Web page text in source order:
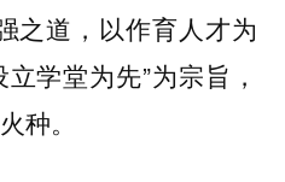
之道，以作育人才为
学堂为先”为宗旨，
种。